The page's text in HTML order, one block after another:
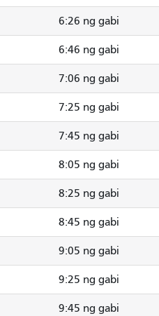
6:26 ng gabi
6:46 ng gabi
7:06 ng gabi
7:25 ng gabi
7:45 ng gabi
8:05 ng gabi
8:25 ng gabi
8:45 ng gabi
9:05 ng gabi
9:25 ng gabi
9:45 ng gabi